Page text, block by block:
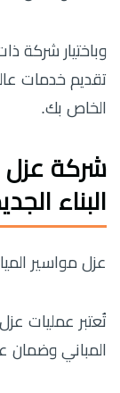
وباختيار شركة
تقديم خدمات
الخاص بك.
شركة عزل
البناء
عزل مواسير
تُعتبر عمليات
المباني وضمان